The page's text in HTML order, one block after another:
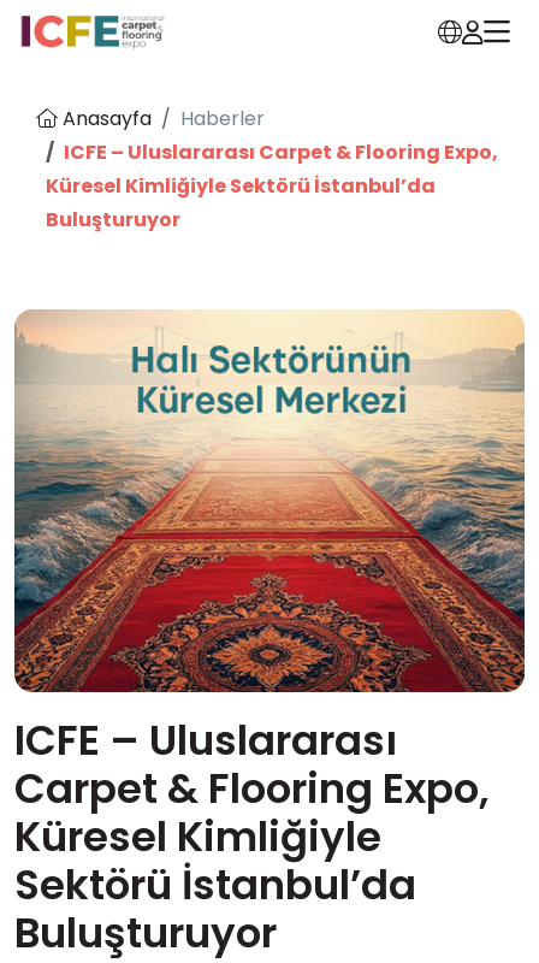
Anasayfa
Haberler
ICFE – Uluslararası Carpet & Flooring Expo,
Küresel Kimliğiyle Sektörü İstanbul’da
Buluşturuyor
ICFE – Uluslararası
Carpet & Flooring Expo,
Küresel Kimliğiyle
Sektörü İstanbul’da
Buluşturuyor